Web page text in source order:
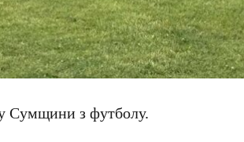
Сумщини з футболу.